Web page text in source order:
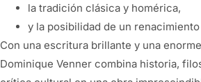
la tradición clásica y homérica,
y la posibilidad de un
Con una escritura brillante y una
Dominique Venner combina historia,